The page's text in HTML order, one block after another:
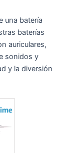
una batería
baterías
auriculares,
sonidos y
y la diversión